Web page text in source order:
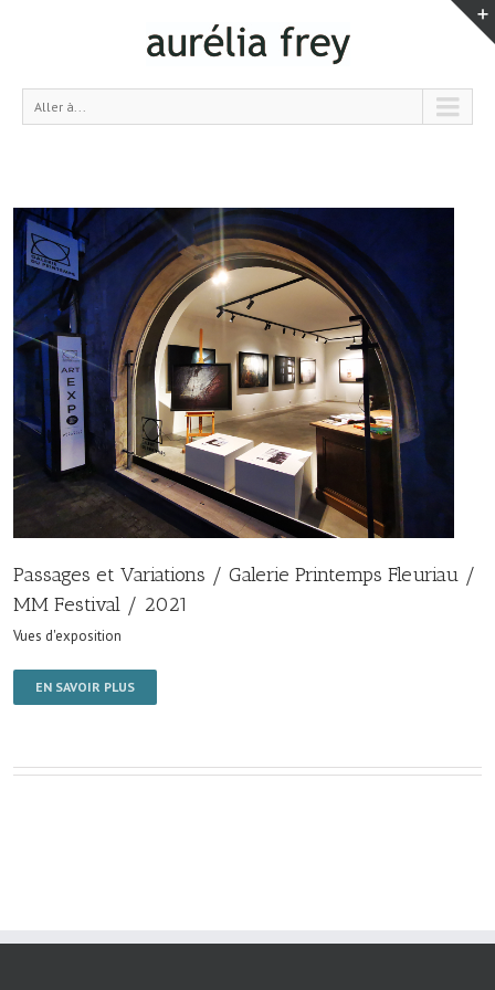
Aller à...
Passages et Variations / Galerie Printemps Fleuriau /
MM Festival / 2021
Vues d'exposition
EN SAVOIR PLUS